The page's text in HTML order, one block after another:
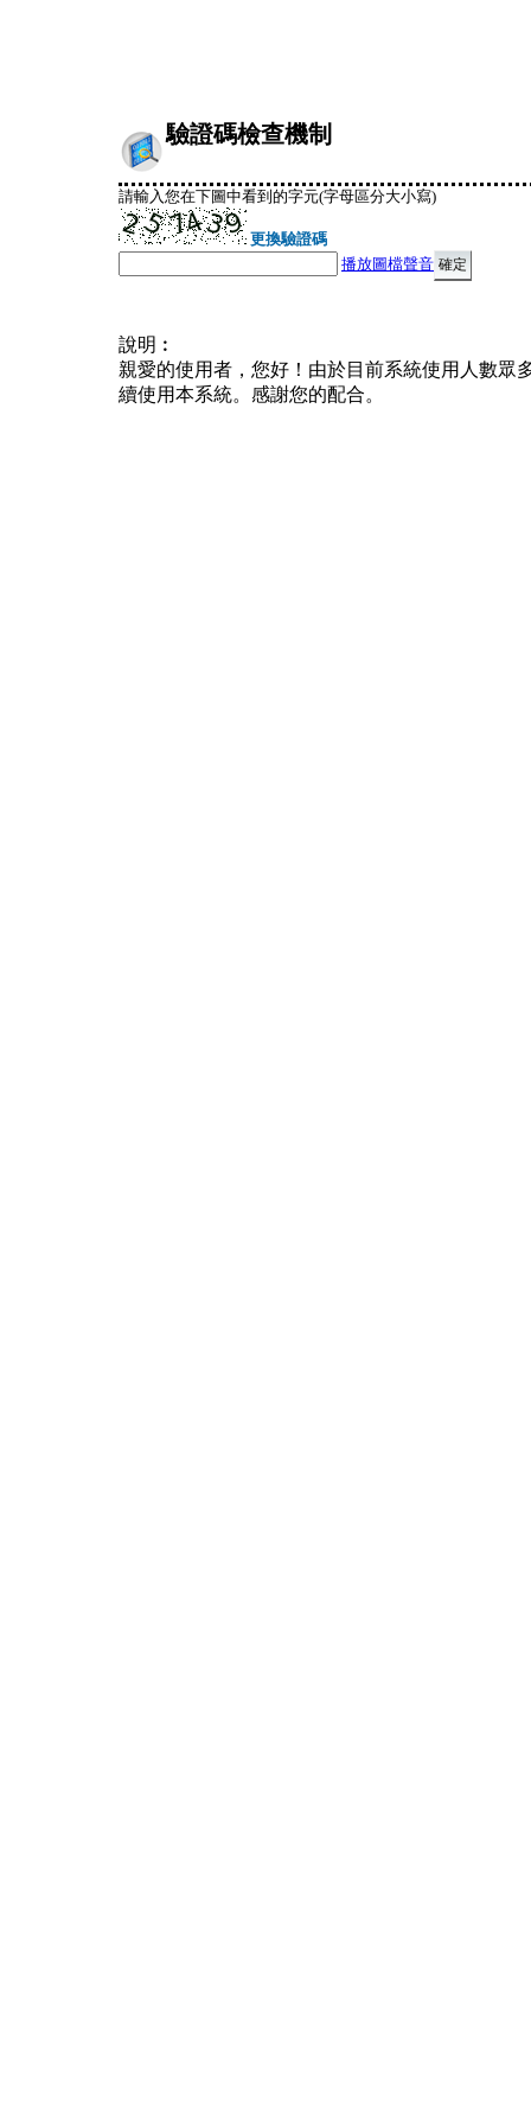
驗證碼檢查機制
請輸入您在下圖中看到的字元(字母區分大小寫)
更換驗證碼
播放圖檔聲音
說明︰
親愛的使用者，您好！由於目前系統使用人數眾
續使用本系統。感謝您的配合。